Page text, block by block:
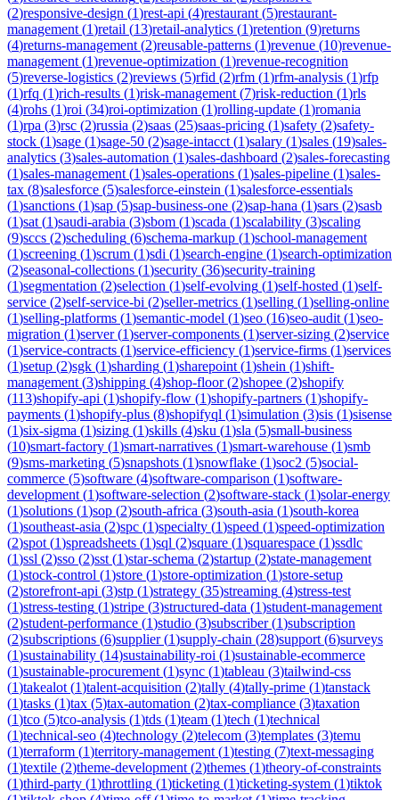
(2)responsive-design (1)rest-api (4)restaurant (5)restaurant-
management (1)retail (13)retail-analytics (1)retention (9)returns
(4)returns-management (2)reusable-patterns (1)revenue (10)revenue-
management (1)revenue-optimization (1)revenue-recognition
(5)reverse-logistics (2)reviews (5)rfid (2)rfm (1)rfm-analysis (1)rfp
(1)rfq (1)rich-results (1)risk-management (7)risk-reduction (1)rls
(4)rohs (1)roi (34)roi-optimization (1)rolling-update (1)romania
(1)rpa (3)rsc (2)russia (2)saas (25)saas-pricing (1)safety (2)safety-
stock (1)sage (1)sage-50 (2)sage-intacct (1)salary (1)sales (19)sales-
analytics (3)sales-automation (1)sales-dashboard (2)sales-forecasting
(1)sales-management (1)sales-operations (1)sales-pipeline (1)sales-
tax (8)salesforce (5)salesforce-einstein (1)salesforce-essentials
(1)sanctions (1)sap (5)sap-business-one (2)sap-hana (1)sars (2)sasb
(1)sat (1)saudi-arabia (3)sbom (1)scada (1)scalability (3)scaling
(9)sccs (2)scheduling (6)schema-markup (1)school-management
(1)screening (1)scrum (1)sdi (1)search-engine (1)search-optimization
(2)seasonal-collections (1)security (36)security-training
(1)segmentation (2)selection (1)self-evolving (1)self-hosted (1)self-
service (2)self-service-bi (2)seller-metrics (1)selling (1)selling-online
(1)selling-platforms (1)semantic-model (1)seo (16)seo-audit (1)seo-
migration (1)server(1)server-components (1)server-sizing (2)service
(1)service-contracts (1)service-efficiency (1)service-firms (1)services
(1)setup (2)sgk (1)sharding (1)sharepoint (1)shein (1)shift-
management (3)shipping (4)shop-floor(2)shopee (2)shopify
(113)shopify-api (1)shopify-flow (1)shopify-partners (1)shopify-
payments (1)shopify-plus (8)shopifyql (1)simulation (3)sis (1)sisense
(1)six-sigma (1)sizing (1)skills (4)sku (1)sla (5)small-business
(10)smart-factory (1)smart-narratives (1)smart-warehouse (1)smb
(9)sms-marketing (5)snapshots (1)snowflake (1)soc2 (5)social-
commerce (5)software (4)software-comparison (1)software-
development (1)software-selection (2)software-stack (1)solar-energy
(1)solutions (1)sop (2)south-africa (3)south-asia (1)south-korea
(1)southeast-asia (2)spc (1)specialty (1)speed (1)speed-optimization
(2)spot (1)spreadsheets (1)sql (2)square (1)squarespace (1)ssdlc
(1)ssl (2)sso (2)sst (1)star-schema (2)startup (2)state-management
(1)stock-control (1)store (1)store-optimization (1)store-setup
(2)storefront-api (3)stp (1)strategy (35)streaming (4)stress-test
(1)stress-testing (1)stripe (3)structured-data (1)student-management
(2)student-performance (1)studio (3)subscriber(1)subscription
(2)subscriptions (6)supplier(1)supply-chain (28)support (6)surveys
(1)sustainability (14)sustainability-roi (1)sustainable-ecommerce
(1)sustainable-procurement (1)sync (1)tableau (3)tailwind-css
(1)takealot (1)talent-acquisition (2)tally (4)tally-prime (1)tanstack
(1)tasks (1)tax (5)tax-automation (2)tax-compliance (3)taxation
(1)tco (5)tco-analysis (1)tds (1)team (1)tech (1)technical
(1)technical-seo (4)technology (2)telecom (3)templates (3)temu
(1)terraform (1)territory-management (1)testing (7)text-messaging
(1)textile (2)theme-development (2)themes (1)theory-of-constraints
(1)third-party (1)throttling (1)ticketing (1)ticketing-system (1)tiktok